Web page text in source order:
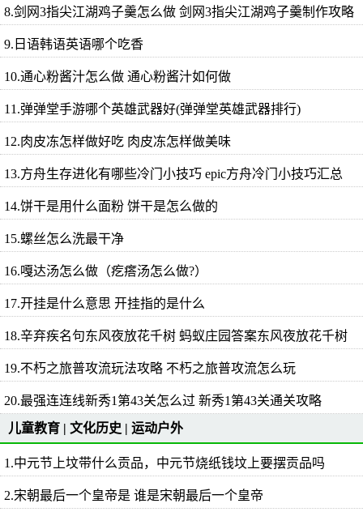
8.剑网3指尖江湖鸡子羹怎么做 剑网3指尖江湖鸡子羹制作攻略
9.日语韩语英语哪个吃香
10.通心粉酱汁怎么做 通心粉酱汁如何做
11.弹弹堂手游哪个英雄武器好(弹弹堂英雄武器排行)
12.肉皮冻怎样做好吃 肉皮冻怎样做美味
13.方舟生存进化有哪些冷门小技巧 epic方舟冷门小技巧汇总
14.饼干是用什么面粉 饼干是怎么做的
15.螺丝怎么洗最干净
16.嘎达汤怎么做（疙瘩汤怎么做?）
17.开挂是什么意思 开挂指的是什么
18.辛弃疾名句东风夜放花千树 蚂蚁庄园答案东风夜放花千树
19.不朽之旅普攻流玩法攻略 不朽之旅普攻流怎么玩
20.最强连连线新秀1第43关怎么过 新秀1第43关通关攻略
儿童教育 | 文化历史 | 运动户外
1.中元节上坟带什么贡品，中元节烧纸钱坟上要摆贡品吗
2.宋朝最后一个皇帝是 谁是宋朝最后一个皇帝